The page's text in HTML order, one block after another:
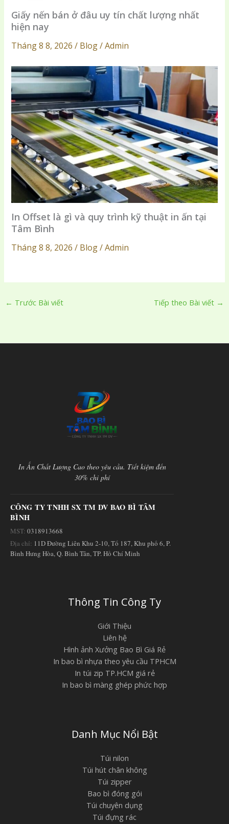
Giấy nến bán ở đâu uy tín chất lượng nhất
hiện nay
Tháng 8 8, 2026 / Blog / Admin
In Offset là gì và quy trình kỹ thuật in ấn tại
Tâm Bình
Tháng 8 8, 2026 / Blog / Admin
← Trước Bài viết Tiếp theo Bài viết →
In Ấn Chất Lượng Cao theo yêu cầu. Tiết kiệm đến
30% chi phí
CÔNG TY TNHH SX TM DV BAO BÌ TÂM
BÌNH
MST: 0318913668
Địa chỉ: 11D Đường Liên Khu 2-10, Tổ 187, Khu phố 6, P.
Bình Hưng Hòa, Q. Bình Tân, TP. Hồ Chí Minh
Thông Tin Công Ty
Giới Thiệu
Liên hệ
Hình ảnh Xưởng Bao Bì Giá Rẻ
In bao bì nhựa theo yêu cầu TPHCM
In túi zip TP.HCM giá rẻ
In bao bì màng ghép phức hợp
Danh Mục Nổi Bật
Túi nilon
Túi hút chân không
Túi zipper
Bao bì đóng gói
Túi chuyên dụng
Túi đựng rác